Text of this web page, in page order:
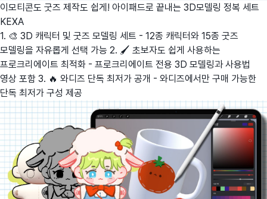
이모티콘도 굿즈 제작도 쉽게! 아이패드로 끝내는 3D모델링 정복 세트
KEXA
1. 🎨 3D 캐릭터 및 굿즈 모델링 세트 - 12종 캐릭터와 15종 굿즈
모델링을 자유롭게 선택 가능 2. 🖌️ 초보자도 쉽게 사용하는
프로크리에이트 최적화 - 프로크리에이트 전용 3D 모델링과 사용법
영상 포함 3. 🔥 와디즈 단독 최저가 공개 - 와디즈에서만 구매 가능한
단독 최저가 구성 제공